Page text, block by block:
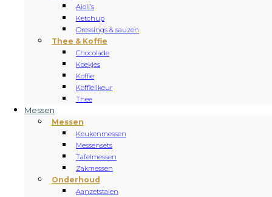
Aioli’s
Ketchup
Dressings & sauzen
Thee & Koffie
Chocolade
Koekjes
Koffie
Koffielikeur
Thee
Messen
Messen
Keukenmessen
Messensets
Tafelmessen
Zakmessen
Onderhoud
Aanzetstalen